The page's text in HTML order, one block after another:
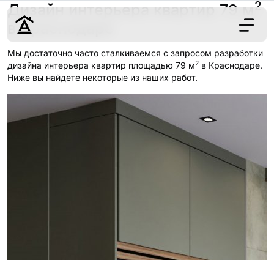
Дизайн
Ремонт
Цены
Наши работы
О нас
Контакты
Дизайн интерьера квартир 79 м2
в Краснодаре
Мы достаточно часто сталкиваемся с запросом разработки
дизайна интерьера квартир площадью 79 м2 в Краснодаре.
Ниже вы найдете некоторые из наших работ.